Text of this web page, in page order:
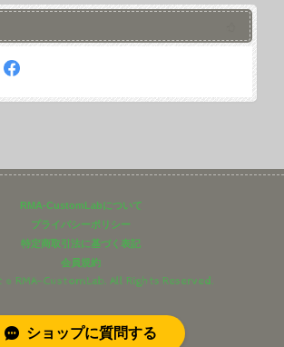
RMA-CustomLabについて
プライバシーポリシー
特定商取引法に基づく表記
会員規約
RMA-CustomLab. All Rights Reserved.
ショップに質問する